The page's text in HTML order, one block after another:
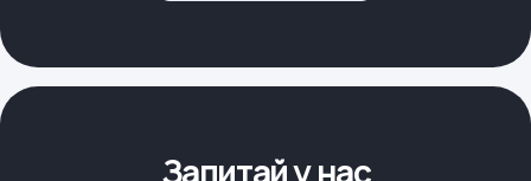
Запитай у нас